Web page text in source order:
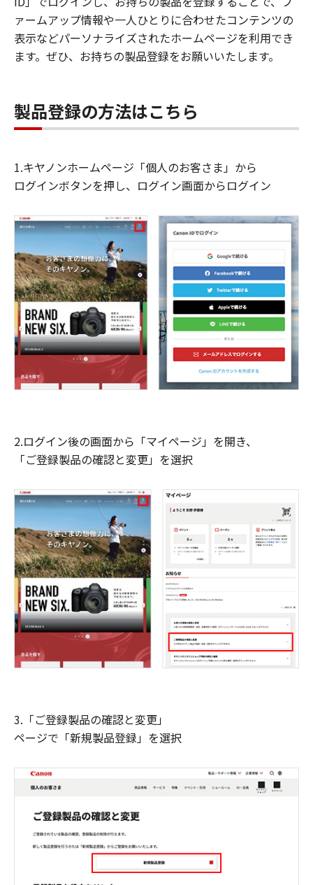
ァームアップ情報や一人ひとりに合わせたコンテンツの
表示などパーソナライズされたホームページを利用でき
ます。ぜひ、お持ちの製品登録をお願いいたします。
製品登録の方法はこちら
1.キヤノンホームページ「個人のお客さま」から
ログインボタンを押し、ログイン画面からログイン
2.ログイン後の画面から「マイページ」を開き、
「ご登録製品の確認と変更」を選択
3.「ご登録製品の確認と変更」
ページで「新規製品登録」を選択